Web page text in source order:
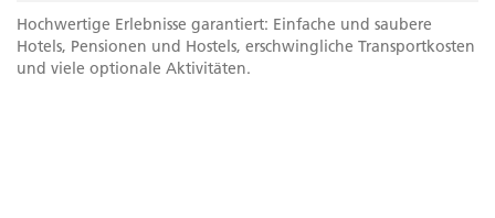
Hochwertige Erlebnisse garantiert: Einfache und saubere
Hotels, Pensionen und Hostels, erschwingliche Transportkosten
und viele optionale Aktivitäten.